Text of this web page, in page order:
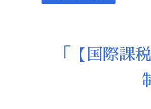
「【国際課